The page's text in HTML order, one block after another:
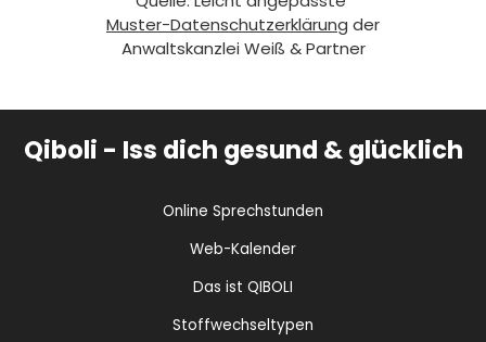
Muster-Datenschutzerklärung der
Anwaltskanzlei Weiß & Partner
Qiboli - Iss dich gesund & glücklich
Online Sprechstunden
Web-Kalender
Das ist QIBOLI
Stoffwechseltypen